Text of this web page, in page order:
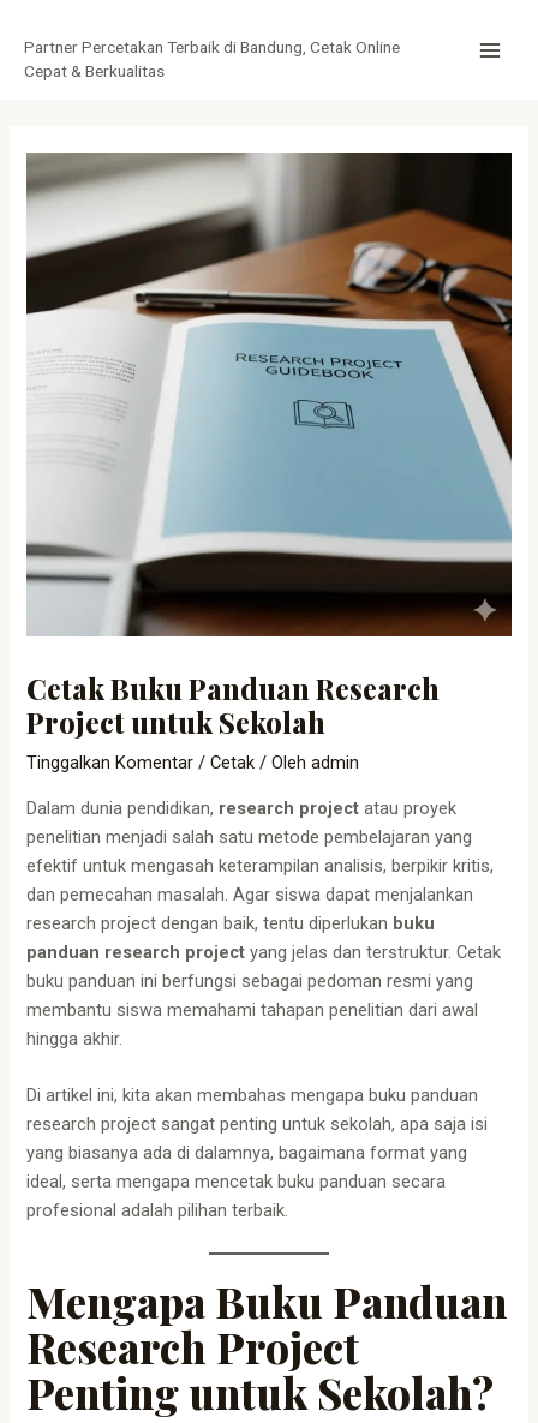
konten
Partner Percetakan Terbaik di Bandung, Cetak Online
Cepat & Berkualitas
Cetak Buku Panduan Research
Project untuk Sekolah
Tinggalkan Komentar /Cetak / Olehadmin
Dalam dunia pendidikan, research project atau proyek
penelitian menjadi salah satu metode pembelajaran yang
efektif untuk mengasah keterampilan analisis, berpikir kritis,
dan pemecahan masalah. Agar siswa dapat menjalankan
research project dengan baik, tentu diperlukan buku
panduan research project yang jelas dan terstruktur. Cetak
buku panduan ini berfungsi sebagai pedoman resmi yang
membantu siswa memahami tahapan penelitian dari awal
hingga akhir.
Di artikel ini, kita akan membahas mengapa buku panduan
research project sangat penting untuk sekolah, apa saja isi
yang biasanya ada di dalamnya, bagaimana format yang
ideal, serta mengapa mencetak buku panduan secara
profesional adalah pilihan terbaik.
Mengapa Buku Panduan
Research Project
Penting untuk Sekolah?
navigation